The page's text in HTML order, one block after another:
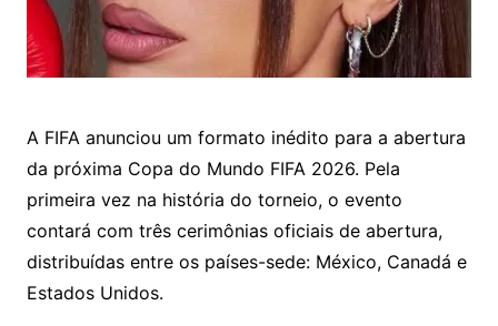
A FIFAanunciou um formato inédito para a abertura
da próxima Copa do Mundo FIFA 2026. Pela
primeira vez na história do torneio, o evento
contará com três cerimônias oficiais de abertura,
distribuídas entre os países-sede: México, Canadá e
Estados Unidos.